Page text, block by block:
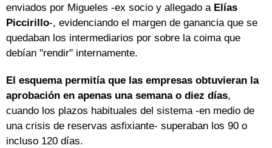
enviados por Migueles -ex socio y allegado a Elías
Piccirillo-, evidenciando el margen de ganancia que se
quedaban los intermediarios por sobre la coima que
debían "rendir" internamente.
El esquema permitía que las empresas obtuvieran la
aprobación en apenas una semana o diez días,
cuando los plazos habituales del sistema -en medio de
una crisis de reservas asfixiante- superaban los 90 o
incluso 120 días.